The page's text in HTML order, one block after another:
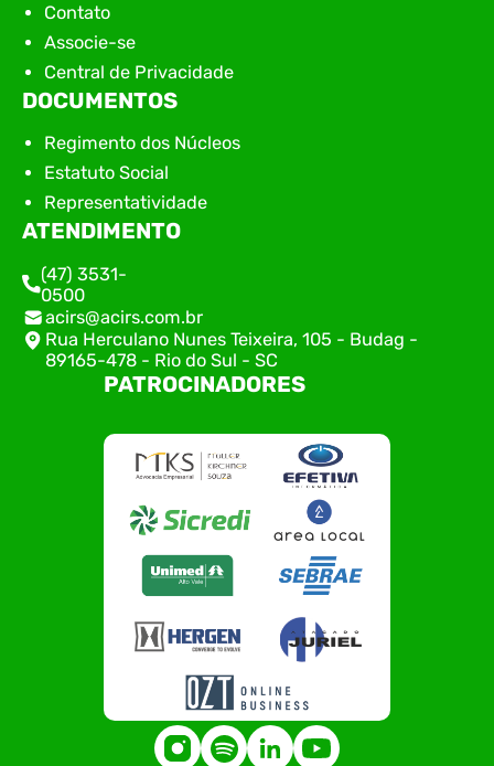
Contato
Associe-se
Central de Privacidade
DOCUMENTOS
Regimento dos Núcleos
Estatuto Social
Representatividade
ATENDIMENTO
(47) 3531-
0500
acirs@acirs.com.br
Rua Herculano Nunes Teixeira, 105 - Budag -
89165-478 - Rio do Sul - SC
PATROCINADORES